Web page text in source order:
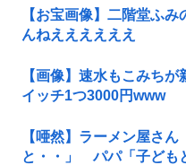
【お宝画像】二階堂ふ
んねええええええ
【画像】速水もこみち
イッチ1つ3000円www
【唖然】ラーメン屋さ
と・・」 パパ「子ども